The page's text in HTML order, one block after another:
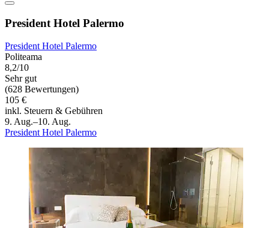
President Hotel Palermo
President Hotel Palermo
Politeama
8,2/10
Sehr gut
(628 Bewertungen)
105 €
inkl. Steuern & Gebühren
9. Aug.–10. Aug.
President Hotel Palermo